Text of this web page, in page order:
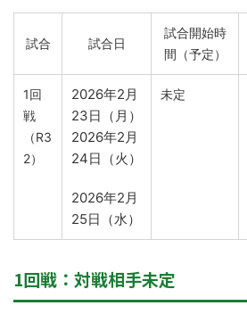
試合 試合日
試合開始時
間（予定）
1回
戦
（R3
2）
2026年2月
23日（月）
2026年2月
24日（火）
2026年2月
25日（水）
未定
1回戦：対戦相手未定